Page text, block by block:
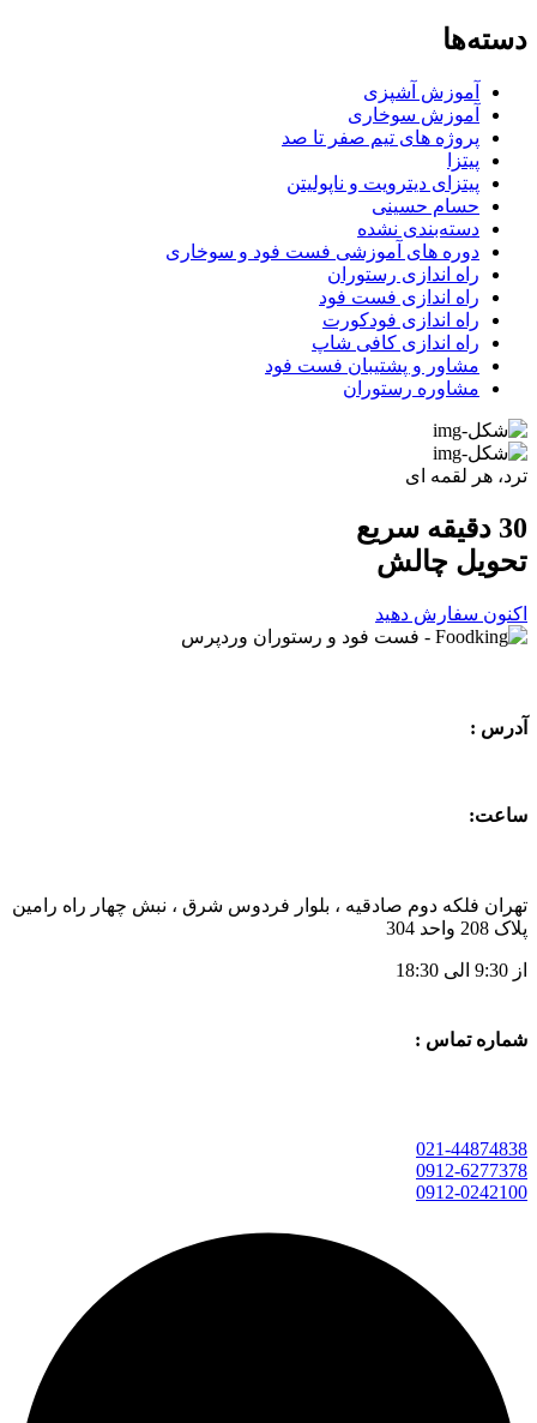
دسته‌ها
آموزش آشپزی
آموزش سوخاری
پروژه های تیم صفر تا صد
پیتزا
پیتزای دیترویت و ناپولیتن
حسام حسینی
دسته‌بندی نشده
دوره های آموزشی فست فود و سوخاری
راه اندازی رستوران
راه اندازی فست فود
راه اندازی فودکورت
راه اندازی کافی شاپ
مشاور و پشتیبان فست فود
مشاوره رستوران
ترد، هر لقمه ای
30 دقیقه سریع
تحویل چالش
اکنون سفارش دهید
آدرس :
ساعت:
تهران فلکه دوم صادقیه ، بلوار فردوس شرق ، نبش چهار راه رامین
پلاک 208 واحد 304
از 9:30 الی 18:30
شماره تماس :
021-44874838
0912-6277378
0912-0242100